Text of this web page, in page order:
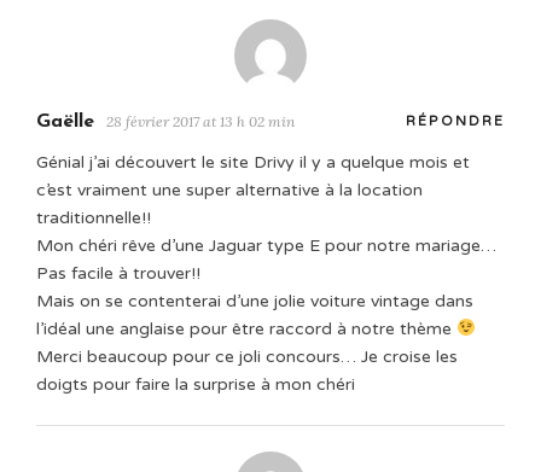
Gaëlle 28 février 2017 at 13 h 02 min RÉPONDRE
Génial j’ai découvert le site Drivy il y a quelque mois et
c’est vraiment une super alternative à la location
traditionnelle!!
Mon chéri rêve d’une Jaguar type E pour notre mariage…
Pas facile à trouver!!
Mais on se contenterai d’une jolie voiture vintage dans
l’idéal une anglaise pour être raccord à notre thème
Merci beaucoup pour ce joli concours… Je croise les
doigts pour faire la surprise à mon chéri